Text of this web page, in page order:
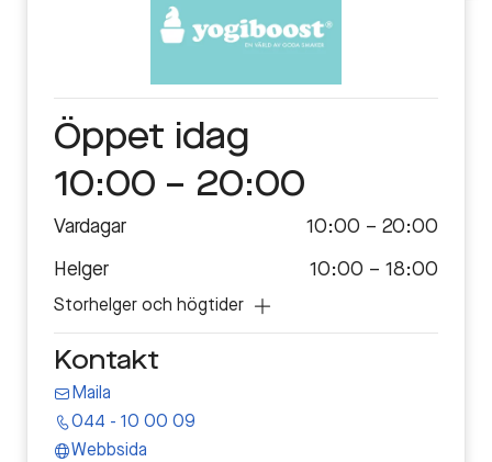
Öppet idag
10:00 – 20:00
Vardagar 10:00 – 20:00
Helger 10:00 – 18:00
Storhelger och högtider
Kontakt
Maila
044 - 10 00 09
Webbsida